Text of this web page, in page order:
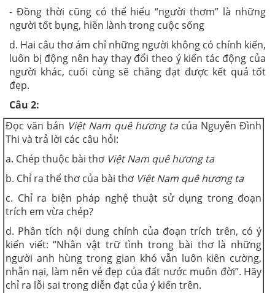
- Đồng thời cũng có thể hiểu “người thơm” là những
người tốt bụng, hiền lành trong cuộc sống
d. Hai câu thơ ám chỉ những người không có chính kiến,
luôn bị động nên hay thay đổi theo ý kiến tác động của
người khác, cuối cùng sẽ chẳng đạt được kết quả tốt
đẹp.
Câu 2:
Đọc văn bản Việt Nam quê hương tacủa Nguyễn Đình
Thi và trả lời các câu hỏi:
a. Chép thuộc bài thơ Việt Nam quê hương ta
b. Chỉ ra thể thơ của bài thơ Việt Nam quê hương ta
c. Chỉ ra biện pháp nghệ thuật sử dụng trong đoạn
trích em vừa chép?
d. Phân tích nội dung chính của đoạn trích trên, có ý
kiến viết: “Nhân vật trữ tình trong bài thơ là những
người anh hùng trong gian khó vẫn luôn kiên cường,
nhẫn nại, làm nên vẻ đẹp của đất nước muôn đời”. Hãy
chỉ ra lỗi sai trong diễn đạt của ý kiến trên.